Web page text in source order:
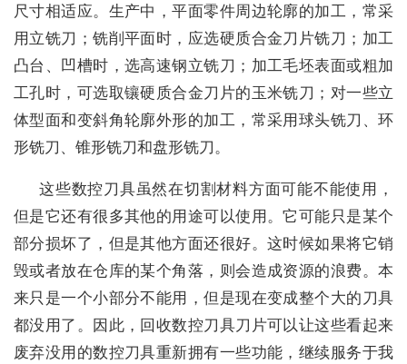
尺寸相适应。生产中，平面零件周边轮廓的加工，常采
用立铣刀；铣削平面时，应选硬质合金刀片铣刀；加工
凸台、凹槽时，选高速钢立铣刀；加工毛坯表面或粗加
工孔时，可选取镶硬质合金刀片的玉米铣刀；对一些立
体型面和变斜角轮廓外形的加工，常采用球头铣刀、环
形铣刀、锥形铣刀和盘形铣刀。
这些数控刀具虽然在切割材料方面可能不能使用，
但是它还有很多其他的用途可以使用。它可能只是某个
部分损坏了，但是其他方面还很好。这时候如果将它销
毁或者放在仓库的某个角落，则会造成资源的浪费。本
来只是一个小部分不能用，但是现在变成整个大的刀具
都没用了。因此，回收数控刀具刀片可以让这些看起来
废弃没用的数控刀具重新拥有一些功能，继续服务于我